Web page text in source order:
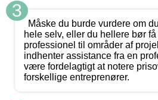
3
Måske du burde vurdere om
hele selv, eller du hellere bør
professionel til områder af
indhenter assistance fra en
være fordelagtigt at notere
forskellige entreprenører.